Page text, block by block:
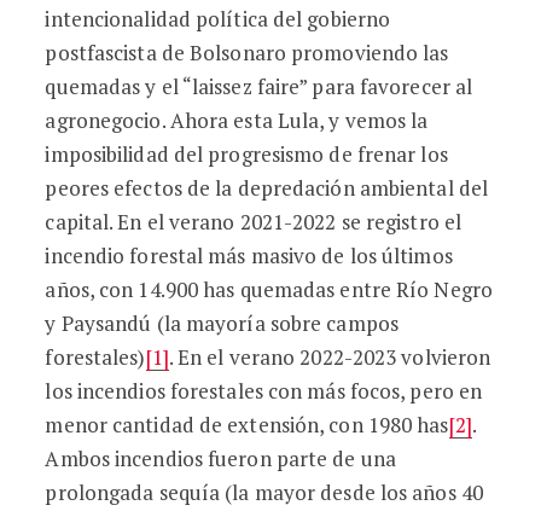
intencionalidad política del gobierno
postfascista de Bolsonaro promoviendo las
quemadas y el “laissez faire” para favorecer al
agronegocio. Ahora esta Lula, y vemos la
imposibilidad del progresismo de frenar los
peores efectos de la depredación ambiental del
capital. En el verano 2021-2022 se registro el
incendio forestal más masivo de los últimos
años, con 14.900 has quemadas entre Río Negro
y Paysandú (la mayoría sobre campos
forestales)[1]. En el verano 2022-2023 volvieron
los incendios forestales con más focos, pero en
menor cantidad de extensión, con 1980 has[2].
Ambos incendios fueron parte de una
prolongada sequía (la mayor desde los años 40